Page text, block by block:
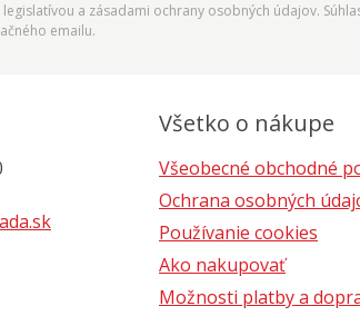
a zásadami ochrany osobných údajov.
emailu.
Všetko o nákupe
Všeobecné obchodné
Ochrana osobných
Používanie cookies
Ako nakupovať
Možnosti platby a